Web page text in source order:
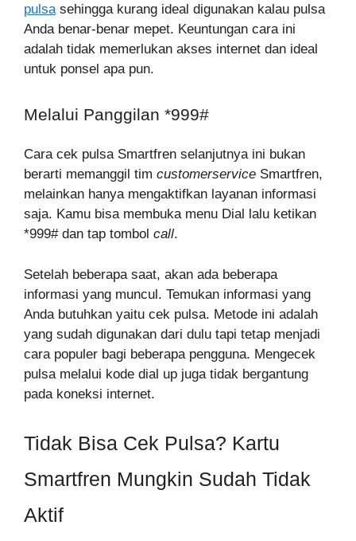
pulsa sehingga kurang ideal digunakan kalau pulsa
Anda benar-benar mepet. Keuntungan cara ini
adalah tidak memerlukan akses internet dan ideal
untuk ponsel apa pun.
Melalui Panggilan *999#
Cara cek pulsa Smartfren selanjutnya ini bukan
berarti memanggil tim customerservice Smartfren,
melainkan hanya mengaktifkan layanan informasi
saja. Kamu bisa membuka menu Dial lalu ketikan
*999# dan tap tombol call.
Setelah beberapa saat, akan ada beberapa
informasi yang muncul. Temukan informasi yang
Anda butuhkan yaitu cek pulsa. Metode ini adalah
yang sudah digunakan dari dulu tapi tetap menjadi
cara populer bagi beberapa pengguna. Mengecek
pulsa melalui kode dial up juga tidak bergantung
pada koneksi internet.
Tidak Bisa Cek Pulsa? Kartu
Smartfren Mungkin Sudah Tidak
Aktif